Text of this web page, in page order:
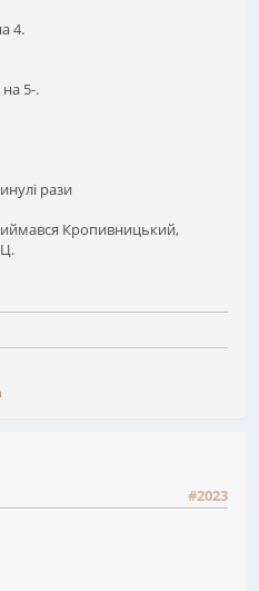
4.
5-.
рази
Кропивницький,
#2023